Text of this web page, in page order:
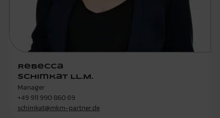
Rebecca
Schimkat LL.M.
Manager
+49 911 990 860 69
schimkat@mkm-partner.de